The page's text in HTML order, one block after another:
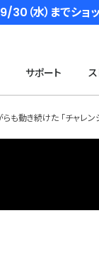
（水）までショ
サポート
も動き続けた 「チャ